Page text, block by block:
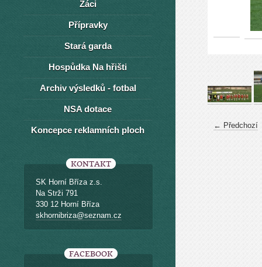
← Předchozí
Žáci
Přípravky
Stará garda
Hospůdka Na hřišti
Archiv výsledků - fotbal
NSA dotace
Koncepce reklamních ploch
KONTAKT
SK Horní Bříza z.s.
Na Strži 791
330 12 Horní Bříza
skhornibriza@seznam.cz
FACEBOOK